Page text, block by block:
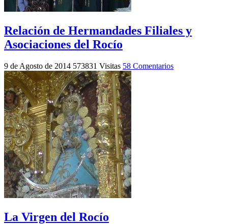
Relación de Hermandades Filiales y
Asociaciones del Rocío
9 de Agosto de 2014 573831 Visitas 58 Comentarios
La Virgen del Rocío